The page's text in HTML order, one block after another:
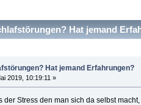
Hat jemand
Hat jemand Erfahrungen?
2019, 10:19:11 »
der Stress den man sich da selbst